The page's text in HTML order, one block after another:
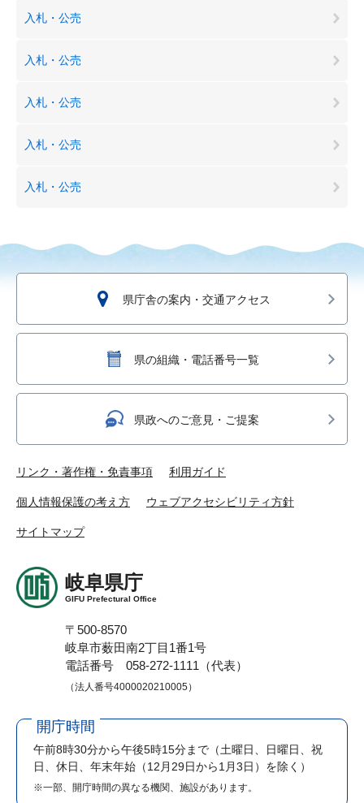
入札・公売
入札・公売
入札・公売
入札・公売
入札・公売
県庁舎の案内・交通アクセス
県の組織・電話番号一覧
県政へのご意見・ご提案
リンク・著作権・免責事項 利用ガイド
個人情報保護の考え方 ウェブアクセシビリティ方針
サイトマップ
岐阜県庁
GIFU Prefectural Office
〒500-8570
岐阜市薮田南2丁目1番1号
電話番号 058-272-1111（代表）
（法人番号4000020210005）
開庁時間
午前8時30分から午後5時15分まで （土曜日、日曜日、祝
日、休日、年末年始（12月29日から1月3日）を除く）
※一部、開庁時間の異なる機関、施設があります。